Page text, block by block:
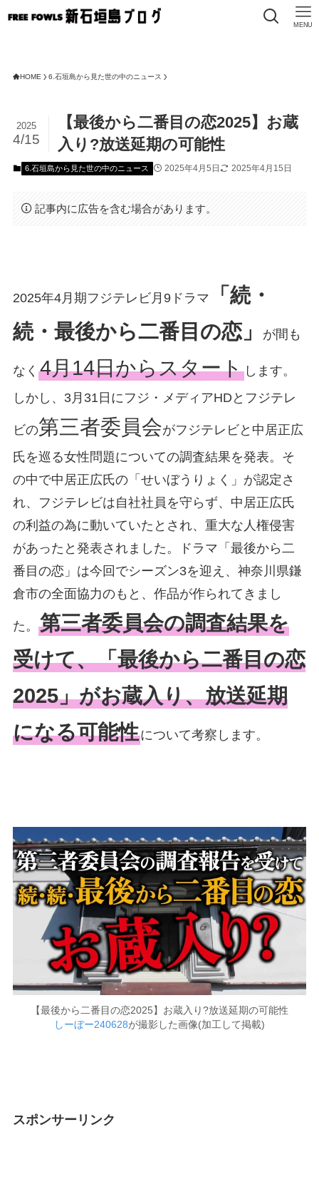
MENU
HOME 6.石垣島から見た世の中のニュース
【最後から二番目の恋2025】お蔵
入り?放送延期の可能性
2025
4/15
6.石垣島から見た世の中のニュース 2025年4月5日 2025年4月15日
記事内に広告を含む場合があります。
2025年4月期フジテレビ月9ドラマ
「続・
続・最後から二番目の恋」
が間も
なく 4月14日からスタートします。
しかし、3月31日にフジ・メディアHDとフジテレ
ビの第三者委員会がフジテレビと中居正広
氏を巡る女性問題についての調査結果を発表。そ
の中で中居正広氏の「せいぼうりょく」が認定さ
れ、フジテレビは自社社員を守らず、中居正広氏
の利益の為に動いていたとされ、重大な人権侵害
があったと発表されました。ドラマ「最後から二
番目の恋」は今回でシーズン3を迎え、神奈川県鎌
倉市の全面協力のもと、作品が作られてきまし
た。 第三者委員会の調査結果を
受けて、「最後から二番目の恋
2025」がお蔵入り、放送延期
になる可能性について考察します。
【最後から二番目の恋2025】お蔵入り?放送延期の可能性
しーぼー240628が撮影した画像(加工して掲載)
スポンサーリンク